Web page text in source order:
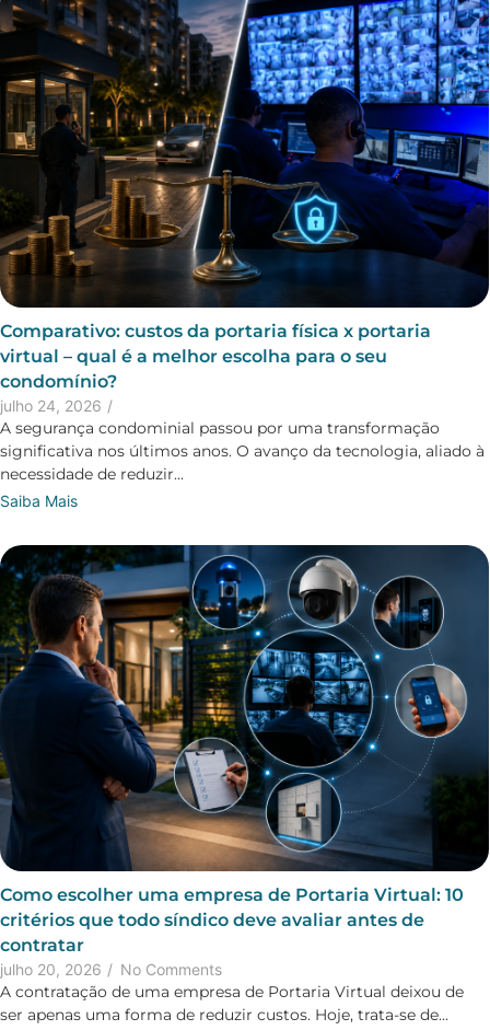
Comparativo: custos da portaria física x portaria
virtual – qual é a melhor escolha para o seu
condomínio?
julho 24, 2026 /
A segurança condominial passou por uma transformação
significativa nos últimos anos. O avanço da tecnologia, aliado à
necessidade de reduzir...
Saiba Mais
Como escolher uma empresa de Portaria Virtual: 10
critérios que todo síndico deve avaliar antes de
contratar
julho 20, 2026 / No Comments
A contratação de uma empresa de Portaria Virtual deixou de
ser apenas uma forma de reduzir custos. Hoje, trata-se de...